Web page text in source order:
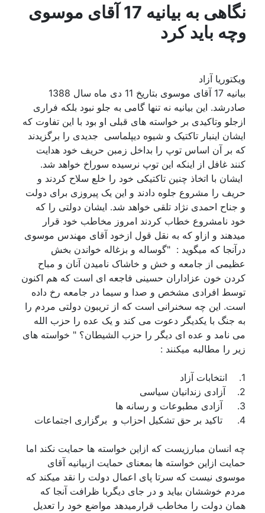
نگاهی به بیانیه 17 آقای موسوی
وچه باید کرد
ویکتوریا آزاد
بیانیه 17 آقای موسوی بتاریخ 11 دی ماه سال 1388
صادرشد. این بیانیه نه تنها گامی به جلو نبود بلکه فراری
ازجلو وتاکیدی بر خواسته های قبلی او بود با این تفاوت که
ایشان اینبار تاکتیک و شیوه دیپلماسی جدیدی را برگزیدند
که بر آن اساس توپ را بداخل زمبن حریف خود هدایت
کنند غافل از اینکه این توپ نرسیده سوراخ خواهد شد.
ایشان با اتخاذ چنین تاکتیکی خود را خلع سلاح کردند و
حریف را مشروع جلوه دادند و این یک پیروزی برای دولت
و جناح احمدی نژاد تلقی خواهد شد. ایشان دولتی را که
خود نامشروع خطاب کردند امروز مخاطب خود قرار
میدهند و ازاو که به نقل قول ازخود آقای مهندس موسوی
درآنجا که میگوید : "گوساله و بزغاله خواندن بخش
عظیمی از جامعه و خش و خاشاک نامیدن آنان و مباح
کردن خون عزاداران حسینی فاجعه ای است که هم اکنون
توسط افرادی مشخص و صدا و سیما در جامعه رخ داده
است. این چه سخنرانی است که از تریبون دولتی مردم را
به جنگ با یکدیگر دعوت می کند و یک عده را حزب الله
می نامد و عده ای دیگر را حزب الشیطان؟ " خواسته های
زیر را مطالبه میکنند :
1. انتخابات آزاد
2. آزادی زندانیان سیاسی
3. آزادی مطبوعات و رسانه ها
4. تاکید بر حق تشکیل احزاب و برگزاری اجتماعات
چه انسان مبارزیست که ازاین خواسته ها حمایت نکند اما
حمایت ازاین خواسته ها بمعنای حمایت ازبیانیه آقای
موسوی نیست که سرتا پای اعمال دولت را نقد میکند که
مردم خوششان بیاید و در جای دیگربا ظرافت آنجا که
همان دولت را مخاطب قرارمیدهد مواضع خود را تعدیل